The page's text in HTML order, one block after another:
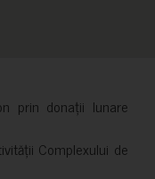
prin donații lunare
Complexului de